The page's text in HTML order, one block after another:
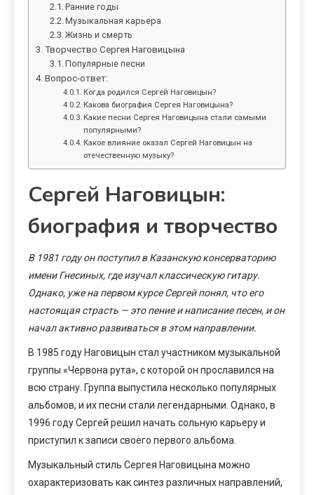
Ранние годы
Музыкальная карьера
Жизнь и смерть
Творчество Сергея Наговицына
Популярные песни
Вопрос-ответ:
Когда родился Сергей Наговицын?
Какова биография Сергея Наговицына?
Какие песни Сергея Наговицына стали самыми
популярными?
Какое влияние оказал Сергей Наговицын на
отечественную музыку?
Сергей Наговицын:
биография и творчество
В 1981 году он поступил в Казанскую консерваторию
имени Гнесиных, где изучал классическую гитару.
Однако, уже на первом курсе Сергей понял, что его
настоящая страсть — это пение и написание песен, и он
начал активно развиваться в этом направлении.
В 1985 году Наговицын стал участником музыкальной
группы «Червона рута», с которой он прославился на
всю страну. Группа выпустила несколько популярных
альбомов, и их песни стали легендарными. Однако, в
1996 году Сергей решил начать сольную карьеру и
приступил к записи своего первого альбома.
Музыкальный стиль Сергея Наговицына можно
охарактеризовать как синтез различных направлений,